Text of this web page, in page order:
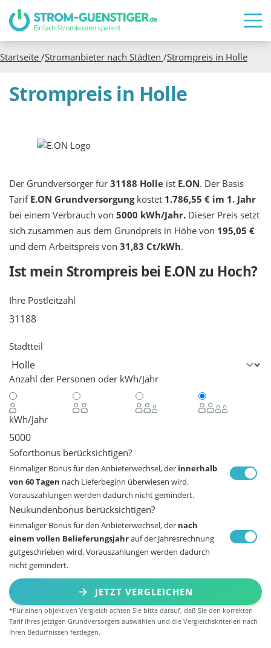
Startseite /Stromanbieter nach Städten /Strompreis in Holle
Strompreis in Holle
Der Grundversorger für31188 Holle ist E.ON. Der Basis
Tarif E.ON Grundversorgungkostet 1.786,55 € im 1. Jahr
bei einem Verbrauch von5000 kWh/Jahr. Dieser Preis setzt
sich zusammen aus dem Grundpreis in Höhe von 195,05 €
und dem Arbeitspreis von31,83 Ct/kWh.
Ist mein Strompreis bei E.ONzu Hoch?
Ihre Postleitzahl
Stadtteil
Anzahl der Personen oder kWh/Jahr
kWh/Jahr
Sofortbonus berücksichtigen?
Einmaliger Bonus für den Anbieterwechsel, der innerhalb
von 60 Tagen nach Lieferbeginn überwiesen wird.
Vorauszahlungen werden dadurch nicht gemindert.
Neukundenbonus berücksichtigen?
Einmaliger Bonus für den Anbieterwechsel, der nach
einem vollen Belieferungsjahrauf der Jahresrechnung
gutgeschrieben wird. Vorauszahlungen werden dadurch
nicht gemindert.
JETZT VERGLEICHEN
*Für einen objektiven Vergleich achten Sie bitte darauf, daß Sie den korrekten
Tarif Ihres jetzigen Grundversorgers auswählen und die Vergleichskriterien nach
Ihren Bedürfnissen festlegen.